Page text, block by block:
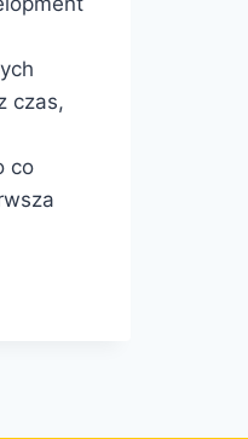
czas,
co